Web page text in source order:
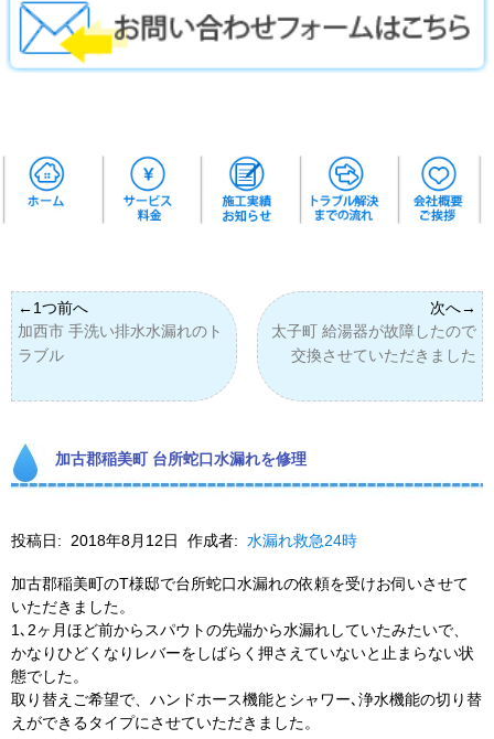
加西市 手洗い排水水漏れのト
ラブル
太子町 給湯器が故障したので
交換させていただきました
加古郡稲美町 台所蛇口水漏れを修理
投稿日: 2018年8月12日 作成者: 水漏れ救急24時
加古郡稲美町のT様邸で台所蛇口水漏れの依頼を受けお伺いさせて
いただきました。
1､2ヶ月ほど前からスパウトの先端から水漏れしていたみたいで、
かなりひどくなりレバーをしばらく押さえていないと止まらない状
態でした。
取り替えご希望で、ハンドホース機能とシャワー､浄水機能の切り替
えができるタイプにさせていただきました。